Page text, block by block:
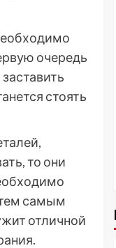
очередь
стоять
то они
самым
отличной